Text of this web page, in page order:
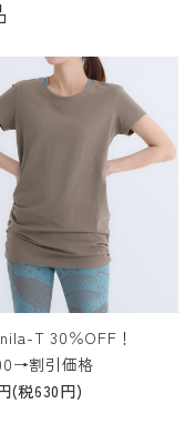
T 30％OFF！
割引価格
(税630円)